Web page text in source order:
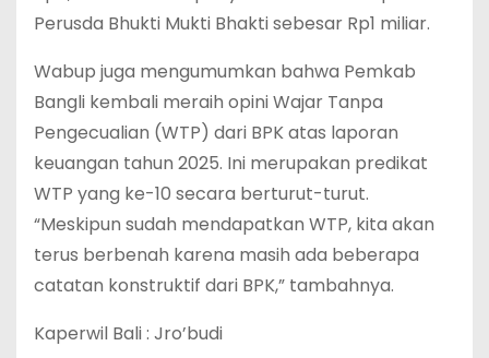
Perusda Bhukti Mukti Bhakti sebesar Rp1 miliar.
Wabup juga mengumumkan bahwa Pemkab
Bangli kembali meraih opini Wajar Tanpa
Pengecualian (WTP) dari BPK atas laporan
keuangan tahun 2025. Ini merupakan predikat
WTP yang ke-10 secara berturut-turut.
“Meskipun sudah mendapatkan WTP, kita akan
terus berbenah karena masih ada beberapa
catatan konstruktif dari BPK,” tambahnya.
Kaperwil Bali : Jro’budi